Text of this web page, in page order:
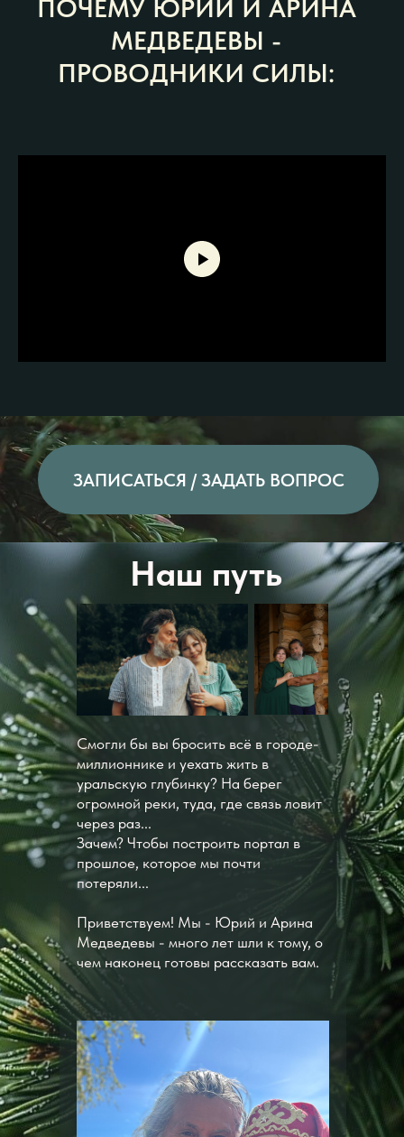
Смогли бы вы бросить всё в городе-
миллионнике и уехать жить в
уральскую глубинку? На берег
огромной реки, туда, где связь ловит
через раз...
Зачем? Чтобы построить портал в
прошлое, которое мы почти
потеряли...
Приветствуем! Мы - Юрий и Арина
Медведевы - много лет шли к тому, о
чем наконец готовы рассказать вам.
Наш путь